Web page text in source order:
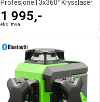
Profesjonell 3x360° Krysslaser
1 995,-
eks. mva